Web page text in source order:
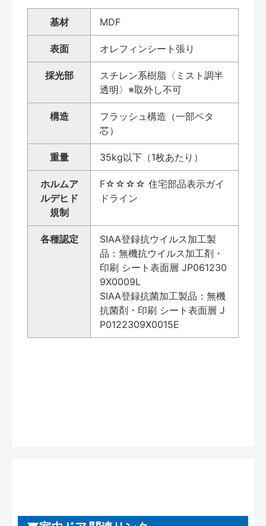
基材 MDF
表面 オレフィンシート張り
採光部
スチレン系樹脂〈ミスト調半
透明〉※取外し不可
構造
フラッシュ構造（一部ベタ
芯）
重量 35kg以下（1枚あたり）
ホルムア
ルデヒド
規制
F☆☆☆☆ 住宅部品表示ガイ
ドライン
各種認定
SIAA登録抗ウイルス加工製
品：無機抗ウイルス加工剤・
印刷 シート表面層 JP061230
9X0009L
SIAA登録抗菌加工製品：無機
抗菌剤・印刷 シート表面層 J
P0122309X0015E